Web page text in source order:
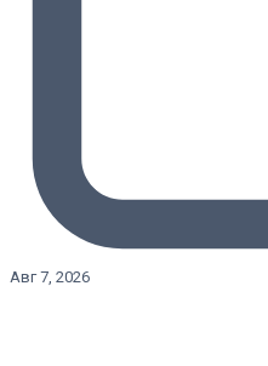
Авг 7, 2026